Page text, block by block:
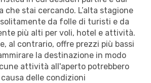
che stai cercando. L’alta stagione
da folle di turisti e da
più alti per voli, hotel e attività.
al contrario, offre prezzi più bassi
la destinazione in modo
attività all'aperto potrebbero
delle condizioni